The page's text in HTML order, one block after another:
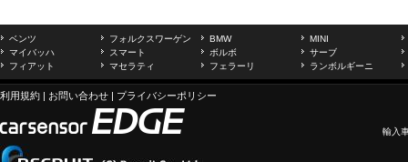
ベンツ フォルクスワーゲン BMW
MINI
マイバッハ
スマート ボルボ
サーブ
フィアット
マセラティ フェラーリ ランボルギーニ
利用規約 | お問い合わせ | プライバシーポリシー
輸入